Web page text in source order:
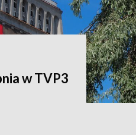
w TVP3